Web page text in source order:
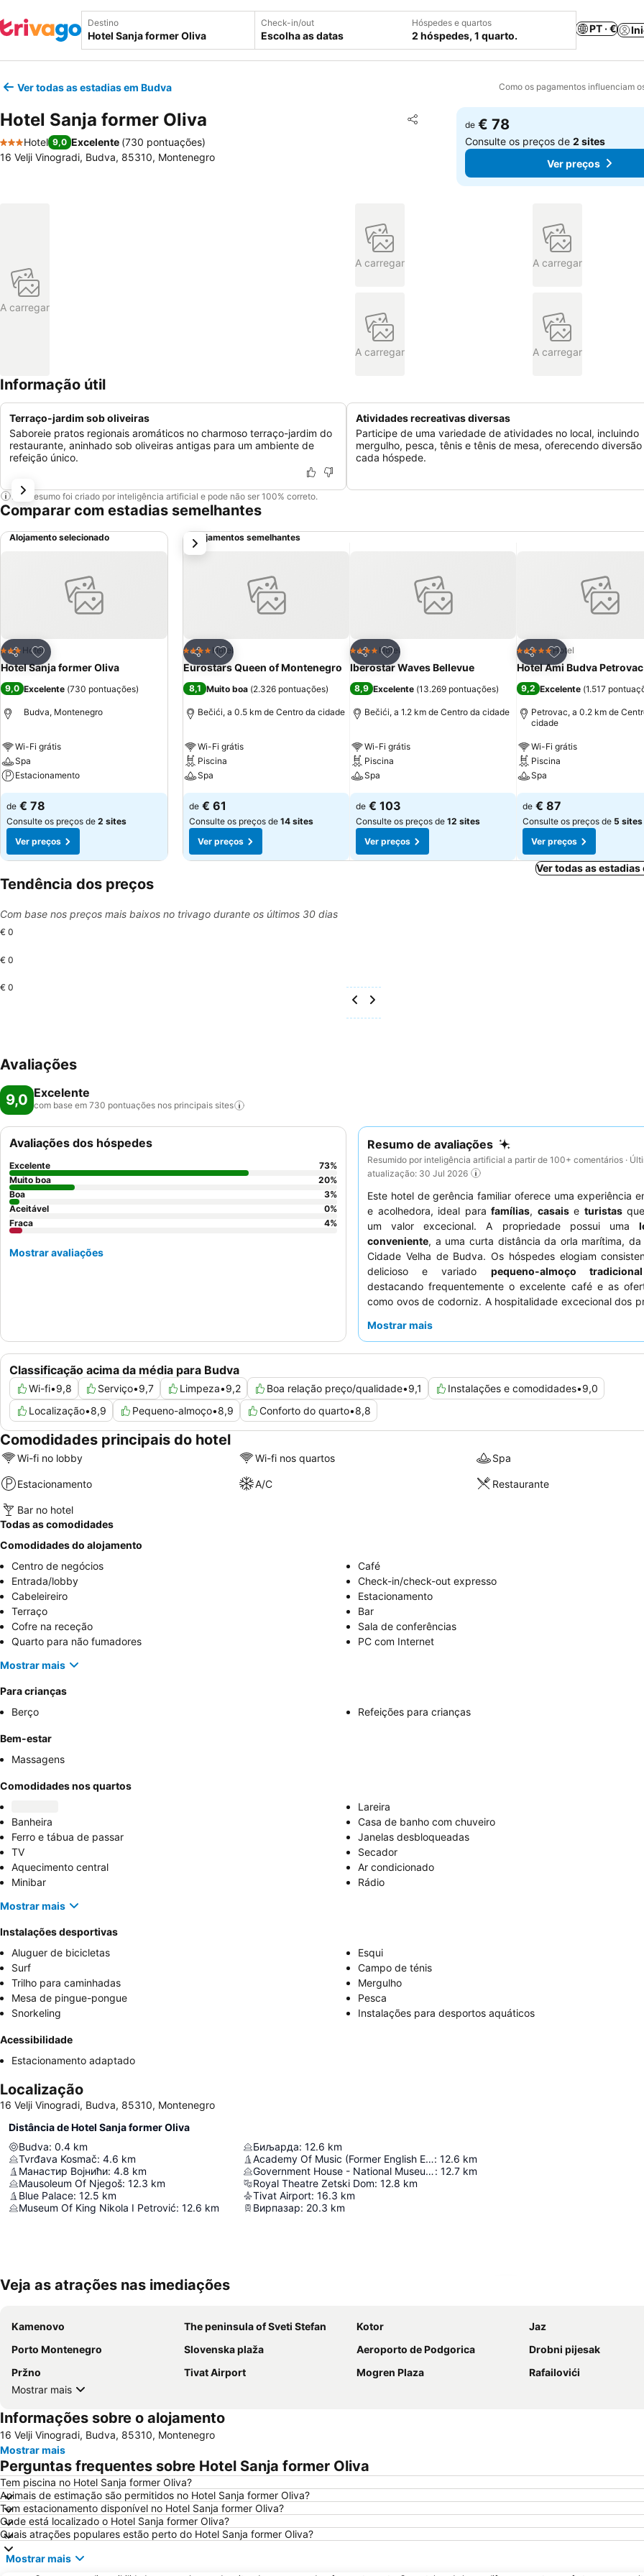
Destino Check-in/out
Escolha as datas
Hóspedes e quartos
2 hóspedes, 1 quarto.
PT · €
Ver todas as estadias em Budva Como os pagamentos influenciam
Hotel Sanja former Oliva Partilhar
Adicionar aos favoritos
3 Estrelas
Hotel 9,0 Excelente (730 pontuações)
16 Velji Vinogradi, Budva, 85310, Montenegro
de € 78
Consulte os preços de2 sites
Ver preços
A carregar
A carregar A carregar
A carregar A carregar
Informação útil
Terraço-jardim sob oliveiras
Saboreie pratos regionais aromáticos no charmoso terraço-jardim do
restaurante, aninhado sob oliveiras antigas para um ambiente de
refeição único.
Atividades recreativas diversas
Participe de uma variedade de atividades no local, incluindo
mergulho, pesca, tênis e tênis de mesa, oferecendo diversão
cada hóspede.
Este resumo foi criado por inteligência artificial e pode não ser 100% correto.
Comparar com estadias semelhantes
Alojamento selecionado
Partilhar
Adicionar aos favoritos
3 Estrelas
Hotel
Hotel Sanja former Oliva
9,0 Excelente (730 pontuações)
Budva, Montenegro
Wi-Fi grátis
Spa
Estacionamento
de € 78
Consulte os preços de 2 sites
Ver preços
Alojamentos semelhantes
Partilhar
Adicionar aos favoritos
4 EstrelasHotel
Eurostars Queen of Montenegro
8,1 Muito boa (2.326 pontuações)
Bečići, a 0.5 km de Centro da cidade
Wi-Fi grátis
Piscina
Spa
de € 61
Consulte os preços de 14 sites
Ver preços
Partilhar
Adicionar aos favoritos
4 EstrelasHotel
Iberostar Waves Bellevue
8,9 Excelente (13.269 pontuações)
Bečići, a 1.2 km de Centro da cidade
Wi-Fi grátis
Piscina
Spa
de € 103
Consulte os preços de 12 sites
Ver preços
Partilhar
Adicionar aos
5 EstrelasHotel
Hotel Ami Budva Petrovac
9,2 Excelente (1.517
Petrovac, a 0.2 km de
cidade
Wi-Fi grátis
Piscina
Spa
de € 87
Consulte os preços de 5 sites
Ver preços
próximo
Ver todas as estadias
Tendência dos preços
Com base nos preços mais baixos no trivago durante os últimos 30 dias
€ 0
€ 0
€ 0
Avaliações
9,0 Excelente
com base em 730 pontuações nos principais sites
Resumo de avaliações
Resumido por inteligência artificial a partir de 100+ comentários ·
atualização: 30 Jul 2026
Este hotel de gerência familiar oferece uma experiência
e acolhedora, ideal parafamílias, casaise turistas
um valor excecional. A propriedade possui uma
conveniente, a uma curta distância da orla marítima,
Cidade Velha de Budva. Os hóspedes elogiam
delicioso e variado pequeno-almoço
destacando frequentemente o excelente café e as
como ovos de codorniz. A hospitalidade excecional dos
a sentirem-se em família. Para uma experiência
Mostrar mais
Classificação acima da média para Budva
Wi-fi•9,8 Serviço•9,7 Limpeza•9,2 Boa relação preço/qualidade•9,1 Instalações e comodidades•9,0
Localização•8,9 Pequeno-almoço•8,9 Conforto do quarto•8,8
Avaliações dos hóspedes
Excelente 73%
Muito boa
20%
Boa
3%
Aceitável
0%
Fraca
4%
Mostrar avaliações
Comodidades principais do hotel
Wi-fi no lobby Wi-fi nos quartos Spa
Estacionamento A/C Restaurante
Bar no hotel
Todas as comodidades
Comodidades do alojamento
Centro de negócios
Café
Entrada/lobby
Check-in/check-out expresso
Cabeleireiro
Estacionamento
Terraço
Bar
Cofre na receção
Sala de conferências
Quarto para não fumadores
PC com Internet
Mostrar mais
Para crianças
Berço
Refeições para crianças
Bem-estar
Massagens
Comodidades nos quartos
Lareira
Banheira
Casa de banho com chuveiro
Ferro e tábua de passar
Janelas desbloqueadas
TV
Secador
Aquecimento central
Ar condicionado
Minibar
Rádio
Mostrar mais
Instalações desportivas
Aluguer de bicicletas
Esqui
Surf
Campo de ténis
Trilho para caminhadas
Mergulho
Mesa de pingue-pongue
Pesca
Snorkeling
Instalações para desportos aquáticos
Acessibilidade
Estacionamento adaptado
Localização
16 Velji Vinogradi, Budva, 85310, Montenegro
Distância de Hotel Sanja former Oliva
Budva: 0.4 km
Tvrđava Kosmač: 4.6 km
Манастир Војнићи: 4.8 km
Mausoleum Of Njegoš: 12.3 km
Blue Palace: 12.5 km
Museum Of King Nikola I Petrović: 12.6 km
Биљарда: 12.6 km
Academy Of Music (Former English Embassy): 12.6 km
Government House - National Museum Of Montenegro: 12.7 km
Royal Theatre Zetski Dom: 12.8 km
Tivat Airport: 16.3 km
Вирпазар: 20.3 km
Veja as atrações nas imediações
Kamenovo The peninsula of Sveti Stefan Kotor
Jaz
Porto Montenegro
Slovenska plaža Aeroporto de Podgorica
Drobni pijesak
Pržno
Tivat Airport Mogren Plaza
Rafailovići
Mostrar mais
Informações sobre o alojamento
16 Velji Vinogradi, Budva, 85310, Montenegro
Mostrar mais
Perguntas frequentes sobre Hotel Sanja former Oliva
Tem piscina no Hotel Sanja former Oliva?
Animais de estimação são permitidos no Hotel Sanja former Oliva?
Tem estacionamento disponível no Hotel Sanja former Oliva?
Onde está localizado o Hotel Sanja former Oliva?
Quais atrações populares estão perto do Hotel Sanja former Oliva?
Mostrar mais